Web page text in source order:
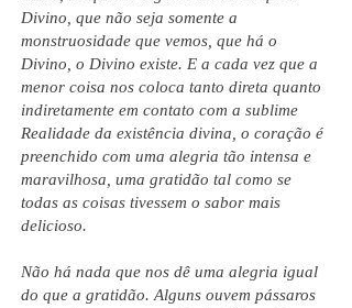
Divino, que não seja somente a
monstruosidade que vemos, que há o
Divino, o Divino existe. E a cada vez que a
menor coisa nos coloca tanto direta quanto
indiretamente em contato com a sublime
Realidade da existência divina, o coração é
preenchido com uma alegria tão intensa e
maravilhosa, uma gratidão tal como se
todas as coisas tivessem o sabor mais
delicioso.
Não há nada que nos dê uma alegria igual
do que a gratidão. Alguns ouvem pássaros